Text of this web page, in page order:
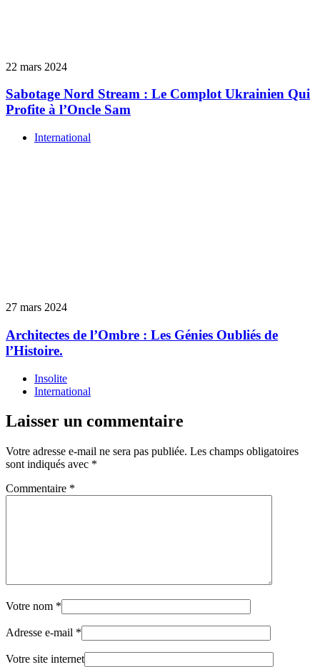
22 mars 2024
Sabotage Nord Stream : Le Complot Ukrainien Qui
Profite à l’Oncle Sam
International
27 mars 2024
Architectes de l’Ombre : Les Génies Oubliés de
l’Histoire.
Insolite
International
Laisser un commentaire
Votre adresse e-mail ne sera pas publiée. Les champs obligatoires
sont indiqués avec *
Commentaire *
Votre nom *
Adresse e-mail *
Votre site internet